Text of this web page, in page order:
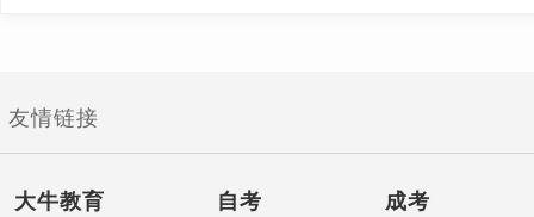
友情链接
大牛教育 自考 成考